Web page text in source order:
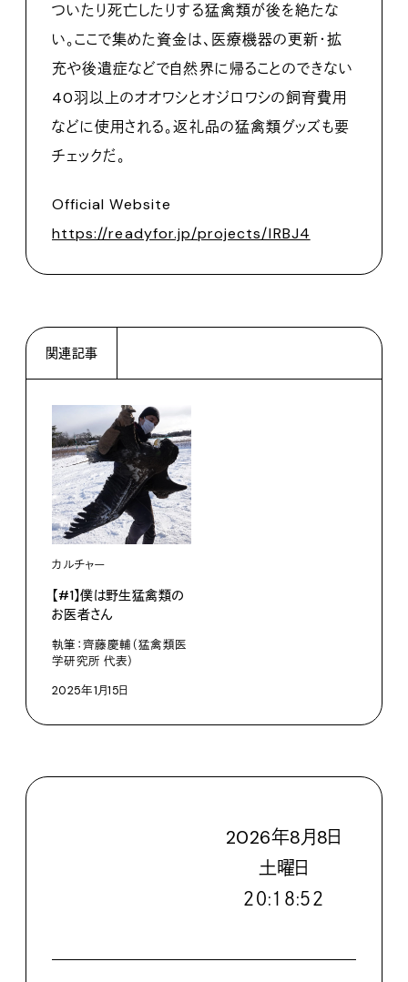
ついたり死亡したりする猛禽類が後を絶たな
い。ここで集めた資金は、医療機器の更新・拡
充や後遺症などで自然界に帰ることのできない
40羽以上のオオワシとオジロワシの飼育費用
などに使用される。返礼品の猛禽類グッズも要
チェックだ。
Official Website
https://readyfor.jp/projects/IRBJ4
関連記事
カルチャー
【#1】僕は野生猛禽類の
お医者さん
執筆：齊藤慶輔（猛禽類医
学研究所 代表）
2025年1月15日
2026年8月8日
土曜日
２０:１８:５３